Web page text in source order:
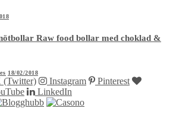
Raw food bollar med choklad &
18/02/2018
(Twitter) Instagram
Pinterest
LinkedIn